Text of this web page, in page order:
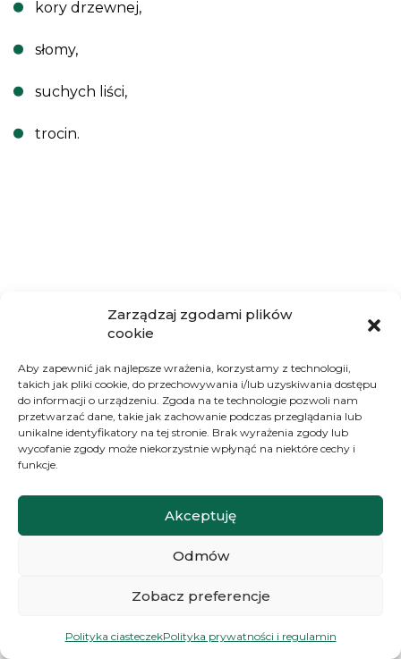
Zarządzaj zgodami plików
cookie
Aby zapewnić jak najlepsze wrażenia, korzystamy z technologii,
takich jak pliki cookie, do przechowywania i/lub uzyskiwania dostępu
do informacji o urządzeniu. Zgoda na te technologie pozwoli nam
przetwarzać dane, takie jak zachowanie podczas przeglądania lub
unikalne identyfikatory na tej stronie. Brak wyrażenia zgody lub
wycofanie zgody może niekorzystnie wpłynąć na niektóre cechy i
funkcje.
Akceptuję
Odmów
Zobacz preferencje
Polityka ciasteczekPolityka prywatności i regulamin
kory drzewnej,
słomy,
suchych liści,
trocin.
Jak skutecznie zabezpieczyć rozplenicę